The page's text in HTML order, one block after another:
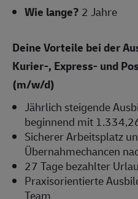
Wie lange? 2 Jahre
Deine Vorteile bei der
Kurier-, Express- und
(m/w/d)
Jährlich steigende
beginnend mit
Sicherer Arbeitsplatz
Übernahmechancen
27 Tage bezahlter
Praxisorientierte
Team